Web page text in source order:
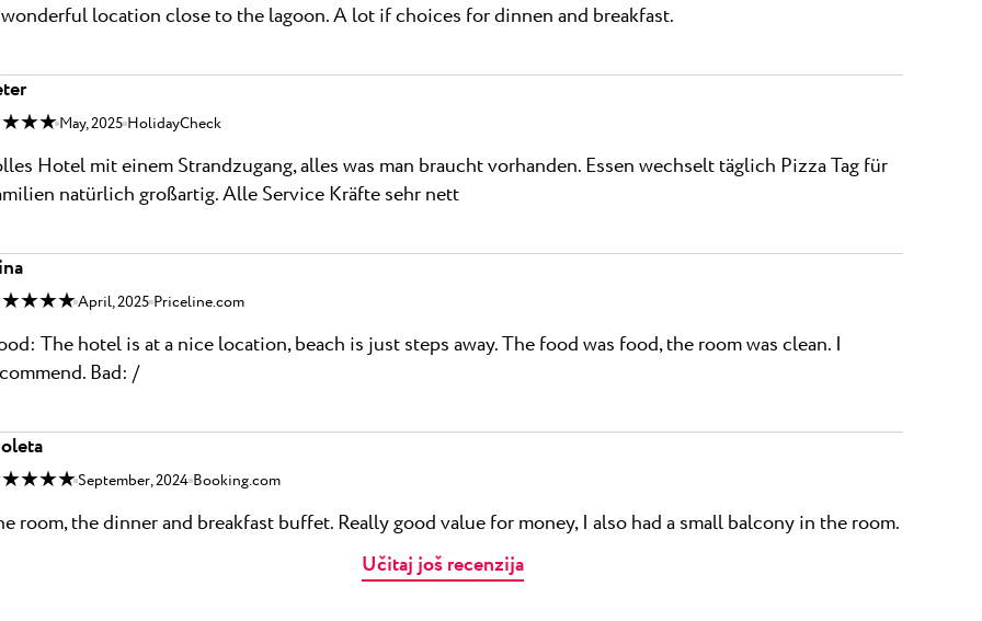
location close to the lagoon. A lot if choices for dinnen and breakfast.
★ ★ May, 2025 HolidayCheck
Hotel mit einem Strandzugang, alles was man braucht vorhanden. Essen wechselt täglich Pizza Tag für
natürlich großartig. Alle Service Kräfte sehr nett
★ ★ ★April, 2025 Priceline.com
The hotel is at a nice location, beach is just steps away. The food was food, the room was clean. I
Bad: /
★ ★ ★ September, 2024 Booking.com
room, the dinner and breakfast buffet. Really good value for money, I also had a small balcony in the room.
Učitaj još recenzija